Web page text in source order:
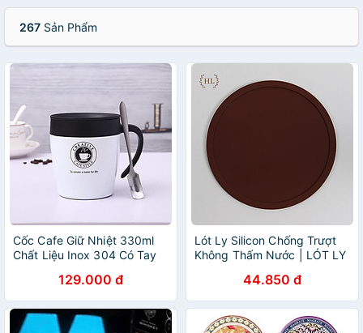
267 Sản Phẩm
Cốc Cafe Giữ Nhiệt 330ml
Chất Liệu Inox 304 Có Tay
129.000 đ
Lót Ly Silicon Chống Trượt
Không Thấm Nước | LÓT LY
CAFE KHÔNG HỌA TIẾT
44.850 đ